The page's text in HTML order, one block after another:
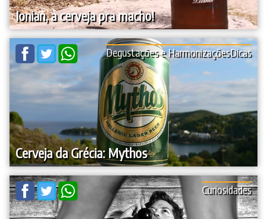
Ionian, a cerveja pra macho!
Cerveja da Grécia: Mythos
Degustações e HarmonizaçõesDicas
Curiosidades